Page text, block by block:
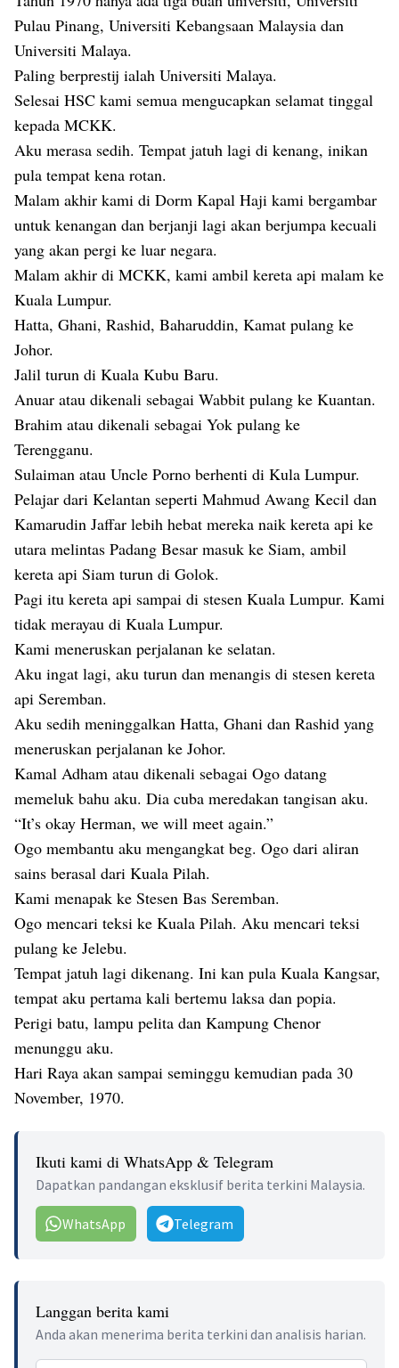
Pulau Pinang, Universiti Kebangsaan Malaysia dan
Universiti Malaya.
Paling berprestij ialah Universiti Malaya.
Selesai HSC kami semua mengucapkan selamat tinggal
kepada MCKK.
Aku merasa sedih. Tempat jatuh lagi di kenang, inikan
pula tempat kena rotan.
Malam akhir kami di Dorm Kapal Haji kami bergambar
untuk kenangan dan berjanji lagi akan berjumpa kecuali
yang akan pergi ke luar negara.
Malam akhir di MCKK, kami ambil kereta api malam ke
Kuala Lumpur.
Hatta, Ghani, Rashid, Baharuddin, Kamat pulang ke
Johor.
Jalil turun di Kuala Kubu Baru.
Anuar atau dikenali sebagai Wabbit pulang ke Kuantan.
Brahim atau dikenali sebagai Yok pulang ke
Terengganu.
Sulaiman atau Uncle Porno berhenti di Kula Lumpur.
Pelajar dari Kelantan seperti Mahmud Awang Kecil dan
Kamarudin Jaffar lebih hebat mereka naik kereta api ke
utara melintas Padang Besar masuk ke Siam, ambil
kereta api Siam turun di Golok.
Pagi itu kereta api sampai di stesen Kuala Lumpur. Kami
tidak merayau di Kuala Lumpur.
Kami meneruskan perjalanan ke selatan.
Aku ingat lagi, aku turun dan menangis di stesen kereta
api Seremban.
Aku sedih meninggalkan Hatta, Ghani dan Rashid yang
meneruskan perjalanan ke Johor.
Kamal Adham atau dikenali sebagai Ogo datang
memeluk bahu aku. Dia cuba meredakan tangisan aku.
“It’s okay Herman, we will meet again.”
Ogo membantu aku mengangkat beg. Ogo dari aliran
sains berasal dari Kuala Pilah.
Kami menapak ke Stesen Bas Seremban.
Ogo mencari teksi ke Kuala Pilah. Aku mencari teksi
pulang ke Jelebu.
Tempat jatuh lagi dikenang. Ini kan pula Kuala Kangsar,
tempat aku pertama kali bertemu laksa dan popia.
Perigi batu, lampu pelita dan Kampung Chenor
menunggu aku.
Hari Raya akan sampai seminggu kemudian pada 30
November, 1970.
Ikuti kami di WhatsApp & Telegram
Dapatkan pandangan eksklusif berita terkini Malaysia.
WhatsApp Telegram
Langgan berita kami
Anda akan menerima berita terkini dan analisis harian.